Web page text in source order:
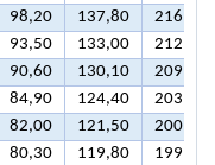
98,20 137,80
216,90
93,50 133,00
212,10
90,60 130,10
209,30
84,90 124,40
203,50
82,00 121,50
200,70
80,30 119,80
199,00